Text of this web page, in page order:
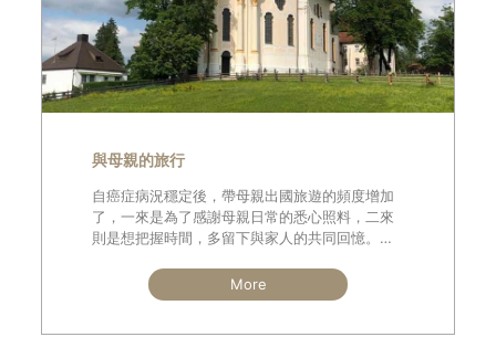
與母親的旅行
自癌症病況穩定後，帶母親出國旅遊的頻度增加
了，一來是為了感謝母親日常的悉心照料，二來
則是想把握時間，多留下與家人的共同回憶。會
症四期並且移轉腦部的病患，時刻要做最好的準
備以及最壞的打算
More